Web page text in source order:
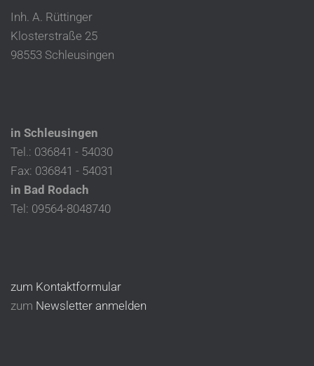
Inh. A. Rüttinger
Klosterstraße 25
98553 Schleusingen
in Schleusingen
Tel.: 036841 - 54030
Fax: 036841 - 54031
in Bad Rodach
Tel: 09564-8048740
zum Kontaktformular
zum Newsletter anmelden